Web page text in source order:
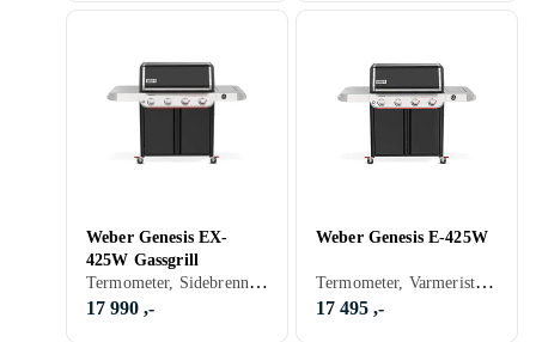
Weber Genesis EX-
425W Gassgrill
Termometer, Sidebrennere, Varmerist, Hyller, Skap og skuffer, Stativ/vogn (Inkludert/ innebygget), Grillvogn, Gassgrill
17 990 ,-
Weber Genesis E-425W
Termometer, Varmerist, Hyller, Skap og skuffer, Grillvogn, Gassgrill
17 495 ,-